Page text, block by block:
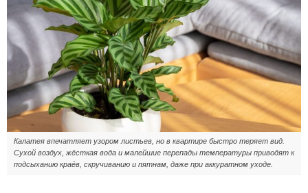
Калатея впечатляет узором листьев, но в квартире быстро теряет вид.
Сухой воздух, жёсткая вода и малейшие перепады температуры приводят к
подсыханию краёв, скручиванию и пятнам, даже при аккуратном уходе.